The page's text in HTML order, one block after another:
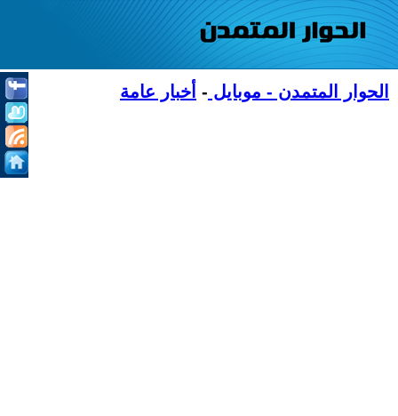
الحوار المتمدن - موبايل - أخبار عامة